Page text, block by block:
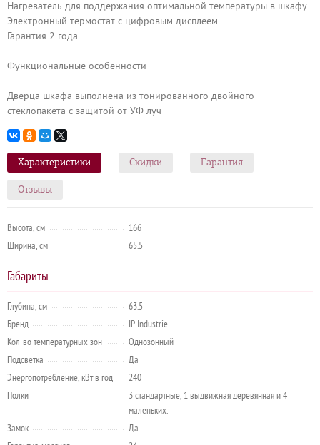
Нагреватель для поддержания оптимальной температуры в шкафу.
Электронный термостат с цифровым дисплеем.
Гарантия 2 года.
Функциональные особенности
Дверца шкафа выполнена из тонированного двойного
стеклопакета с защитой от УФ луч
Характеристики Скидки Гарантия
Отзывы
Высота, см
166
Ширина, см
65.5
Габариты
Глубина, см
63.5
Бренд
IP Industrie
Кол-во температурных зон
Однозонный
Подсветка
Да
Энергопотребление, кВт в год
240
Полки
3 стандартные, 1 выдвижная деревянная и 4
маленьких.
Замок
Да